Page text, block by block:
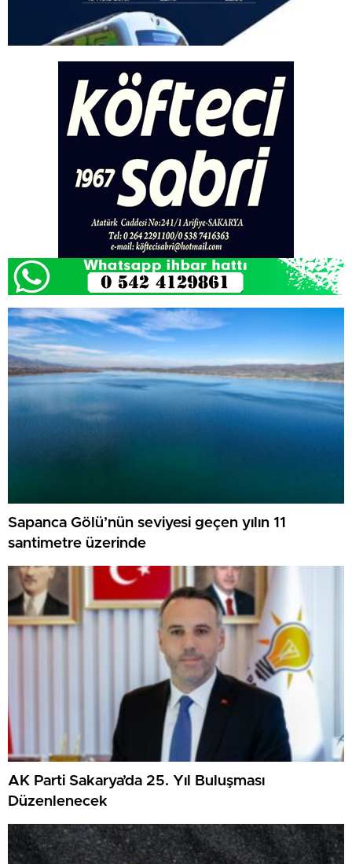
Sapanca Gölü’nün seviyesi geçen yılın 11
santimetre üzerinde
AK Parti Sakarya’da 25. Yıl Buluşması
Düzenlenecek